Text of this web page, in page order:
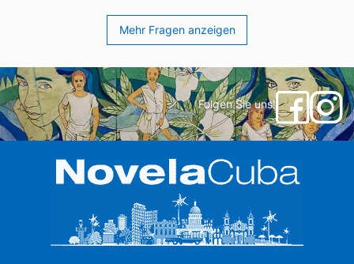
Mehr Fragen anzeigen
Folgen Sie uns!